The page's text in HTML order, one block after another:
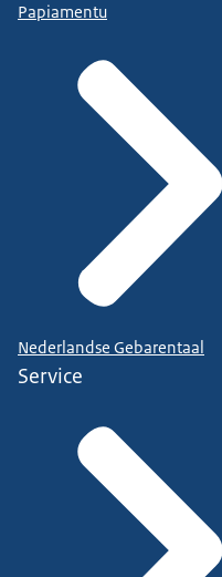
Papiamentu
Nederlandse Gebarentaal
Service